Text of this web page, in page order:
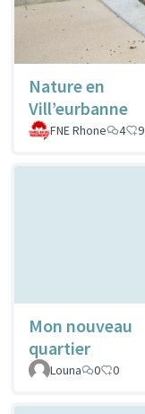
Nature en
Vill’eurbanne
FNE Rhone
4 9
Mon nouveau
quartier
Louna
0 0